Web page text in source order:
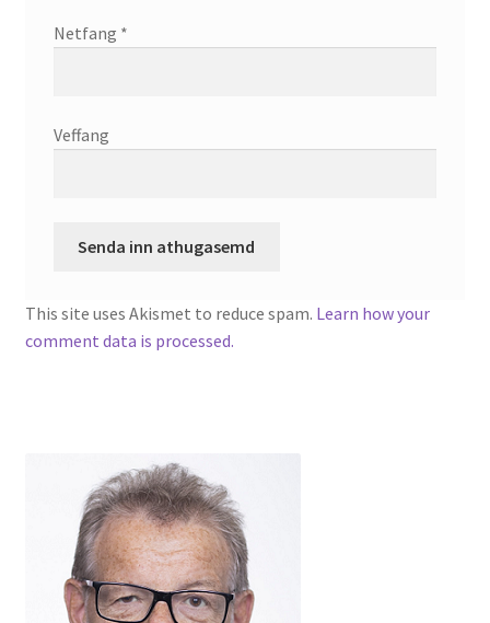
Netfang *
Veffang
This site uses Akismet to reduce spam. Learn how your
comment data is processed.